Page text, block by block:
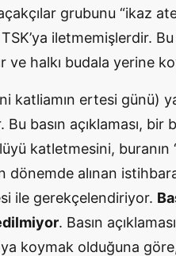
grubunu “ikaz
iletmemişlerdir.
ve halkı budala yerine
katliamın ertesi günü)
basın açıklaması, bir
katletmesini, buranın
alınan
ile gerekçelendiriyor.
. Basın
koymak olduğuna